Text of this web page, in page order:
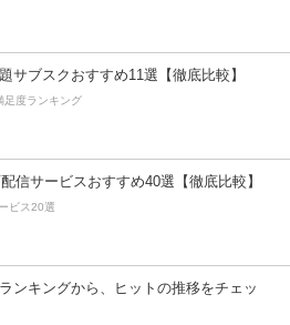
サブスクおすすめ11選【徹底比較】
足度ランキング
信サービスおすすめ40選【徹底比較】
ビス20選
ンキングから、ヒットの推移をチェッ